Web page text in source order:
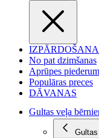
IZPĀRDOŠANA
No pat dzimšanas
Aprūpes
Populāras preces
DĀVANAS
Gultas veļa